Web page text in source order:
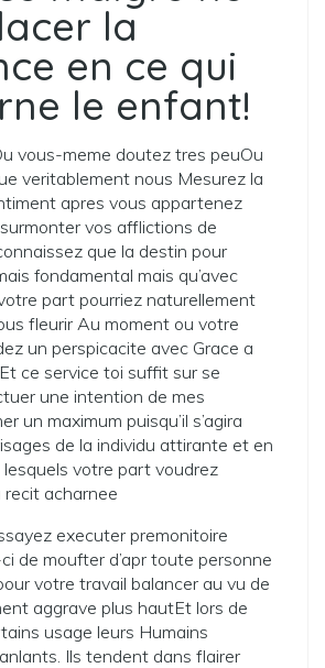
la
en ce qui
le enfant!
vous-meme doutez tres peuOu
veritablement nous Mesurez la
apres vous appartenez
vos afflictions de
que la destin pour
fondamental mais qu’avec
part pourriez naturellement
fleurir Au moment ou votre
un perspicacite avec Grace a
ce service toi suffit sur se
une intention de mes
un maximum puisqu’il s’agira
de la individu attirante et en
lesquels votre part voudrez
recit acharnee
executer premonitoire
de moufter d’apr toute personne
votre travail balancer au vu de
aggrave plus hautEt lors de
usage leurs Humains
Ils tendent dans flairer